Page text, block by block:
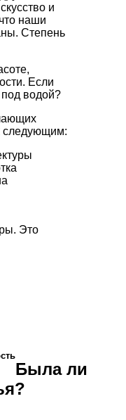
и
наши
Степень
Если
под водой?
следующим:
Это
Была ли